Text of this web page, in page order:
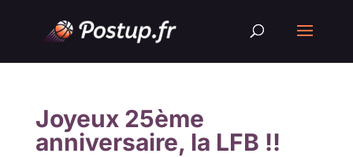
Joyeux 25ème
anniversaire, la LFB !!